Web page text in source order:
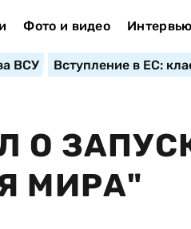
Фото и видео Интервью
ВСУ Вступление в ЕС:
О
МИРА"